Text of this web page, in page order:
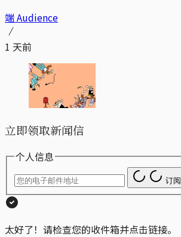
端 Audience
1 天前
立即领取新闻信
个人信息
订阅
太好了！请检查您的收件箱并点击链接。